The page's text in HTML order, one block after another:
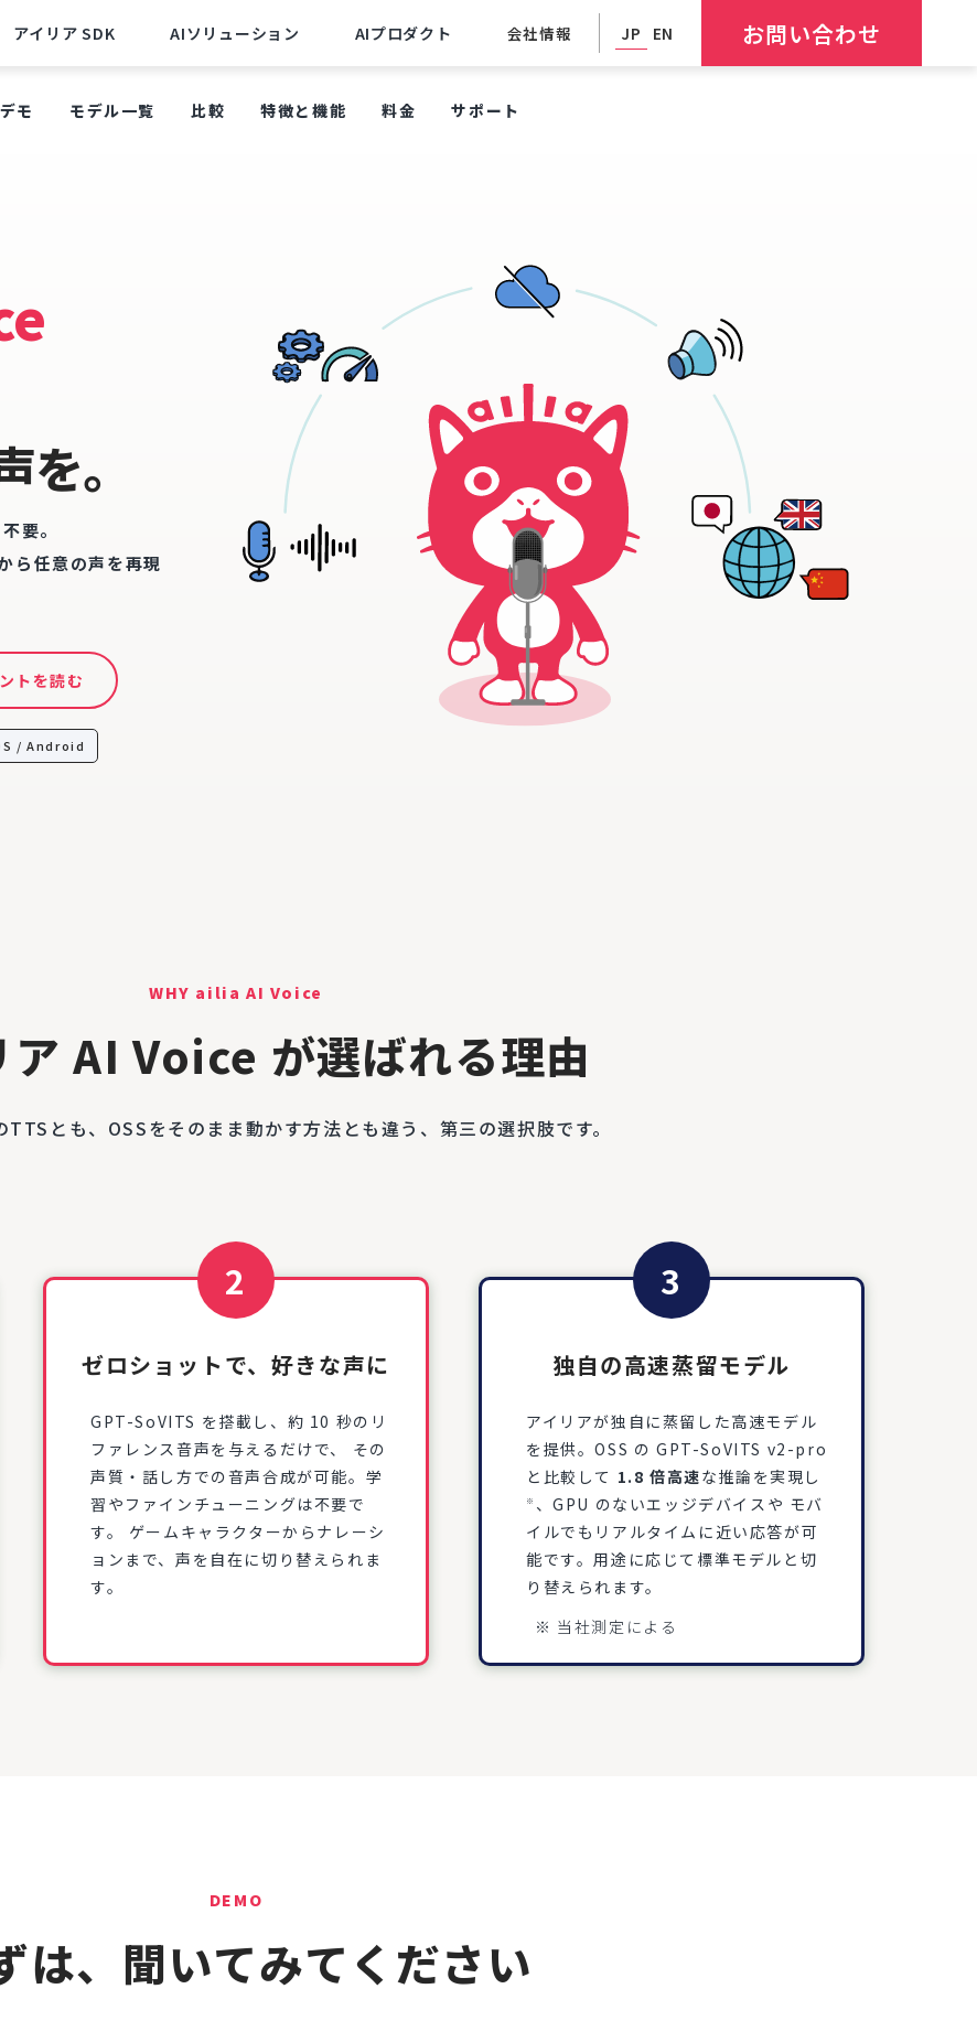
アイリア SDK AIソリューション AIプロダクト 会社情報 JP EN お問い合わせ
モ モデル一覧 比較 特徴と機能 料金 サポート
。
要。
任意の声を再現
トを読む
/ Android
WHY ailia AI Voice
ア AI Voice が選ばれる理由
とも、OSSをそのまま動かす方法とも違う、第三の選択肢です。
2
ゼロショットで、好きな声に
GPT-SoVITS を搭載し、約 10 秒のリ
ファレンス音声を与えるだけで、 その
声質・話し方での音声合成が可能。学
習やファインチューニングは不要で
す。 ゲームキャラクターからナレーシ
ョンまで、声を自在に切り替えられま
す。
3
独自の高速蒸留モデル
アイリアが独自に蒸留した高速モデル
を提供。OSS の GPT-SoVITS v2-pro
と比較して 1.8 倍高速な推論を実現し
※ 、GPU のないエッジデバイスや モバ
イルでもリアルタイムに近い応答が可
能です。用途に応じて標準モデルと切
り替えられます。
※ 当社測定による
DEMO
は、聞いてみてください